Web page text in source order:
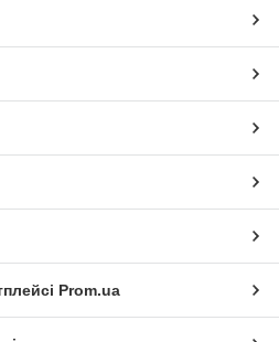
Prom.ua